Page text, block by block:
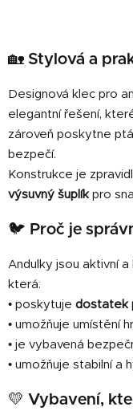
🏡 Stylová a
Designová klec pro
elegantní řešení,
zároveň poskytne
bezpečí.
Konstrukce je
výsuvný šuplíkpro
🐦 Proč je
Andulky jsou aktivní
která:
• poskytuje dostatek
• umožňuje umístění
• je vybavená
• umožňuje stabilní a
💛 Vybavení,